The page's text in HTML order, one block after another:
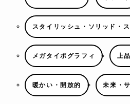
スタイリッシュ・ソリッド・ス
メガタイポグラフィ 上
暖かい・開放的 未来・